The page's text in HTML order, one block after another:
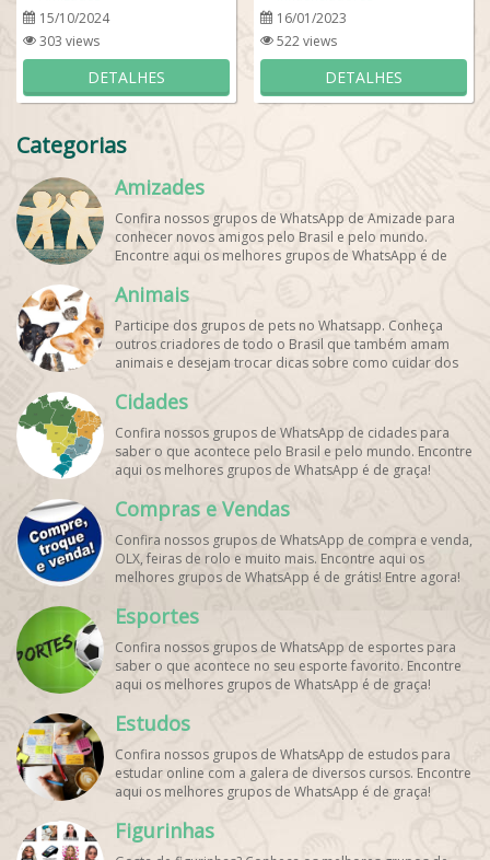
15/10/2024
303 views
DETALHES
16/01/2023
522 views
DETALHES
Categorias
Amizades
Confira nossos grupos de WhatsApp de Amizade para
conhecer novos amigos pelo Brasil e pelo mundo.
Encontre aqui os melhores grupos de WhatsApp é de
Animais
Participe dos grupos de pets no Whatsapp. Conheça
outros criadores de todo o Brasil que também amam
animais e desejam trocar dicas sobre como cuidar dos
graça!
Cidades
Confira nossos grupos de WhatsApp de cidades para
saber o que acontece pelo Brasil e pelo mundo. Encontre
aqui os melhores grupos de WhatsApp é de graça!
Compras e Vendas
Confira nossos grupos de WhatsApp de compra e venda,
OLX, feiras de rolo e muito mais. Encontre aqui os
melhores grupos de WhatsApp é de grátis! Entre agora!
Esportes
Confira nossos grupos de WhatsApp de esportes para
saber o que acontece no seu esporte favorito. Encontre
aqui os melhores grupos de WhatsApp é de graça!
Estudos
Confira nossos grupos de WhatsApp de estudos para
estudar online com a galera de diversos cursos. Encontre
aqui os melhores grupos de WhatsApp é de graça!
Figurinhas